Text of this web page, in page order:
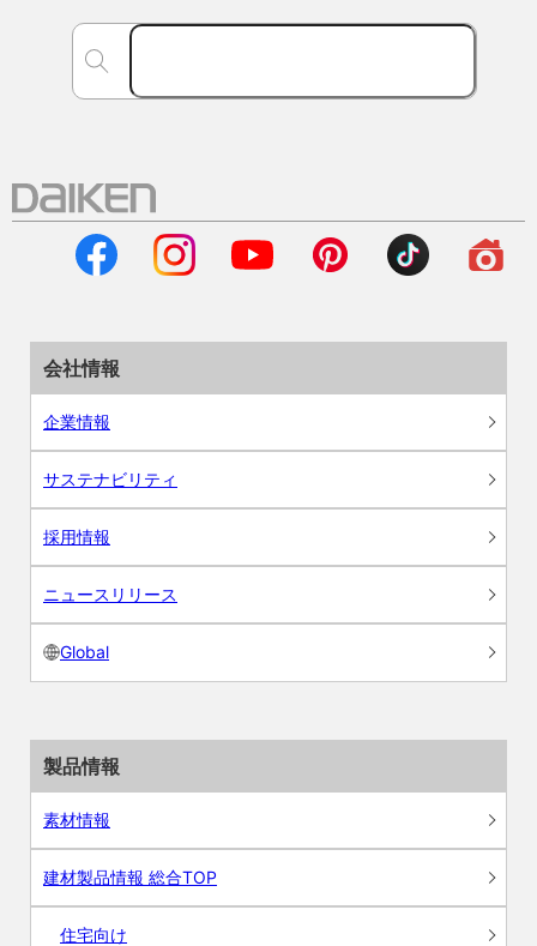
会社情報
企業情報
サステナビリティ
採用情報
ニュースリリース
Global
製品情報
素材情報
建材製品情報 総合TOP
住宅向け